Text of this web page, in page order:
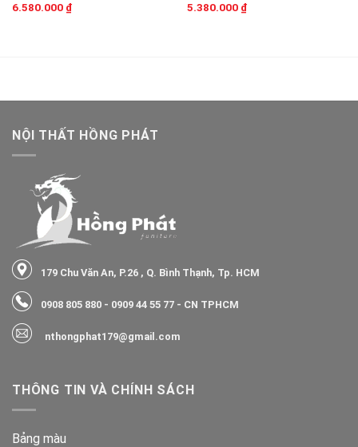
6.580.000 ₫
5.380.000 ₫
NỘI THẤT HỒNG PHÁT
179 Chu Văn An, P.26 , Q. Bình Thạnh, Tp. HCM
0908 805 880 - 0909 44 55 77 - CN TPHCM
nthongphat179@gmail.com
THÔNG TIN VÀ CHÍNH SÁCH
Bảng màu